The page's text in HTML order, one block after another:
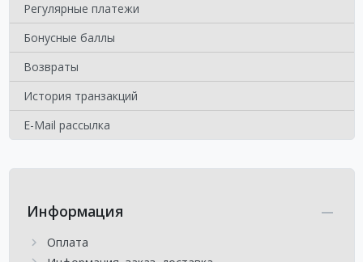
Регулярные платежи
Бонусные баллы
Возвраты
История транзакций
E-Mail рассылка
Информация
Оплата